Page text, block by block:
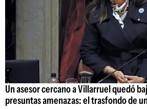
Un asesor cercano a Villarruel quedó
presuntas amenazas: el trasfondo de